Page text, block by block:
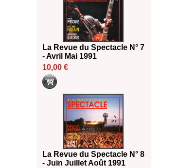
La Revue du Spectacle N° 7
- Avril Mai 1991
10,00 €
La Revue du Spectacle N° 8
- Juin Juillet Août 1991